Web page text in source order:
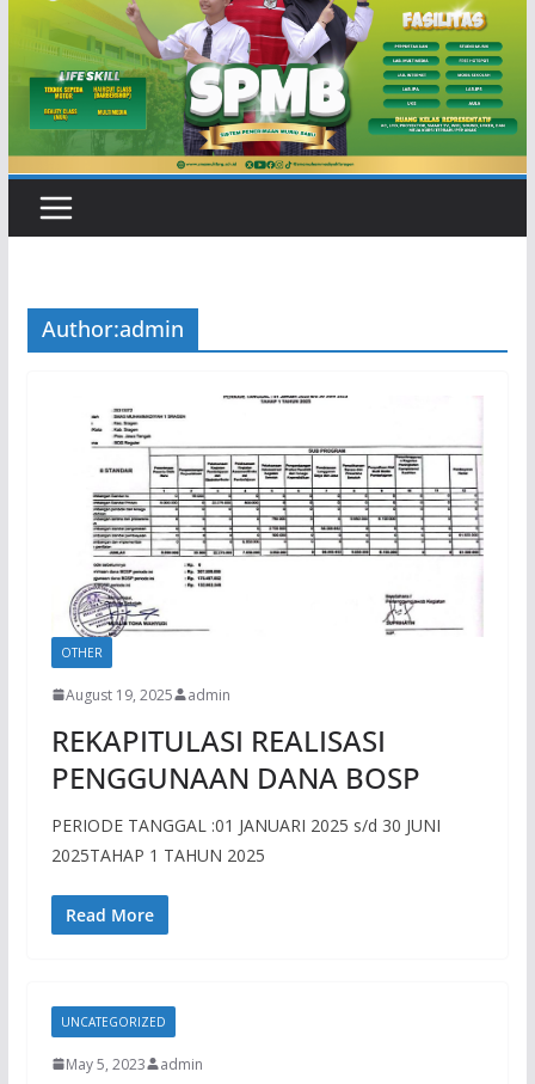
Author:admin
OTHER
August 19, 2025 admin
REKAPITULASI REALISASI
PENGGUNAAN DANA BOSP
PERIODE TANGGAL :01 JANUARI 2025 s/d 30 JUNI
2025TAHAP 1 TAHUN 2025
Read More
UNCATEGORIZED
May 5, 2023 admin